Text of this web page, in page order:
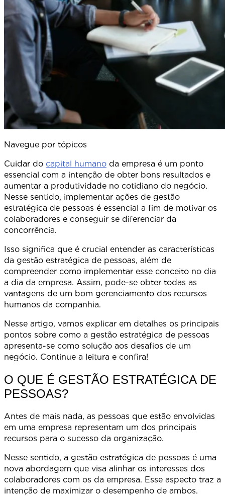
Navegue por tópicos
Cuidar do capital humano da empresa é um ponto
essencial com a intenção de obter bons resultados e
aumentar a produtividade no cotidiano do negócio.
Nesse sentido, implementar ações de gestão
estratégica de pessoas é essencial a fim de motivar os
colaboradores e conseguir se diferenciar da
concorrência.
Isso significa que é crucial entender as características
da gestão estratégica de pessoas, além de
compreender como implementar esse conceito no dia
a dia da empresa. Assim, pode-se obter todas as
vantagens de um bom gerenciamento dos recursos
humanos da companhia.
Nesse artigo, vamos explicar em detalhes os principais
pontos sobre como a gestão estratégica de pessoas
apresenta-se como solução aos desafios de um
negócio. Continue a leitura e confira!
O QUE É GESTÃO ESTRATÉGICA DE
PESSOAS?
Antes de mais nada, as pessoas que estão envolvidas
em uma empresa representam um dos principais
recursos para o sucesso da organização.
Nesse sentido, a gestão estratégica de pessoas é uma
nova abordagem que visa alinhar os interesses dos
colaboradores com os da empresa. Esse aspecto traz a
intenção de maximizar o desempenho de ambos.